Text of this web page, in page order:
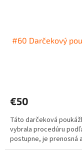
#60 Darčekový
€50
Táto darčeková
vybrala procedúru
postupne, je prenosná